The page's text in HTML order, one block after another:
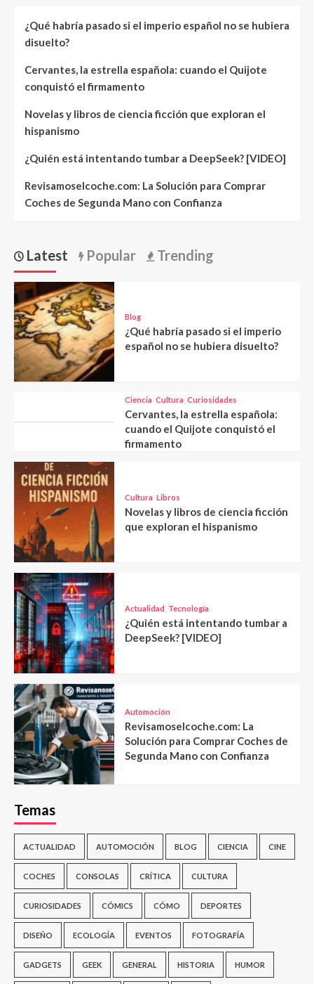
¿Qué habría pasado si el imperio español no se hubiera
disuelto?
Cervantes, la estrella española: cuando el Quijote
conquistó el firmamento
Novelas y libros de ciencia ficción que exploran el
hispanismo
¿Quién está intentando tumbar a DeepSeek? [VIDEO]
Revisamoselcoche.com: La Solución para Comprar
Coches de Segunda Mano con Confianza
Latest Popular Trending
Blog
¿Qué habría pasado si el imperio
español no se hubiera disuelto?
Ciencia Cultura Curiosidades
Cervantes, la estrella española:
cuando el Quijote conquistó el
firmamento
Cultura Libros
Novelas y libros de ciencia ficción
que exploran el hispanismo
Actualidad Tecnología
¿Quién está intentando tumbar a
DeepSeek? [VIDEO]
Automoción
Revisamoselcoche.com: La
Solución para Comprar Coches de
Segunda Mano con Confianza
Temas
ACTUALIDAD AUTOMOCIÓN BLOG CIENCIA CINE
COCHES CONSOLAS CRÍTICA CULTURA
CURIOSIDADES CÓMICS CÓMO DEPORTES
DISEÑO ECOLOGÍA EVENTOS FOTOGRAFÍA
GADGETS GEEK GENERAL HISTORIA HUMOR